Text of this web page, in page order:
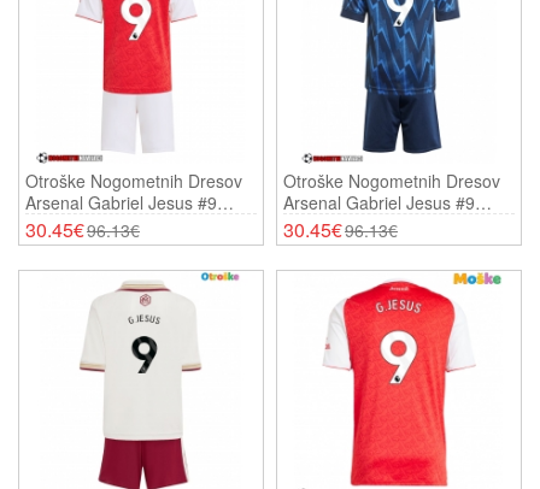
Otroške Nogometnih Dresov
Arsenal Gabriel Jesus #9
Domači 2025-26 Kratki Rokavi
(+ Hlače)
30.45€96.13€
Otroške Nogometnih Dresov
Arsenal Gabriel Jesus #9
Gostujoči 2025-26 Kratki
Rokavi (+ Hlače)
30.45€96.13€